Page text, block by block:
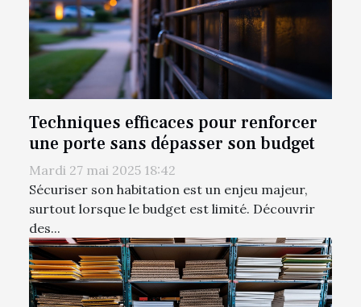
Techniques efficaces pour renforcer
une porte sans dépasser son budget
Mardi 27 mai 2025 18:42
Sécuriser son habitation est un enjeu majeur,
surtout lorsque le budget est limité. Découvrir
des...